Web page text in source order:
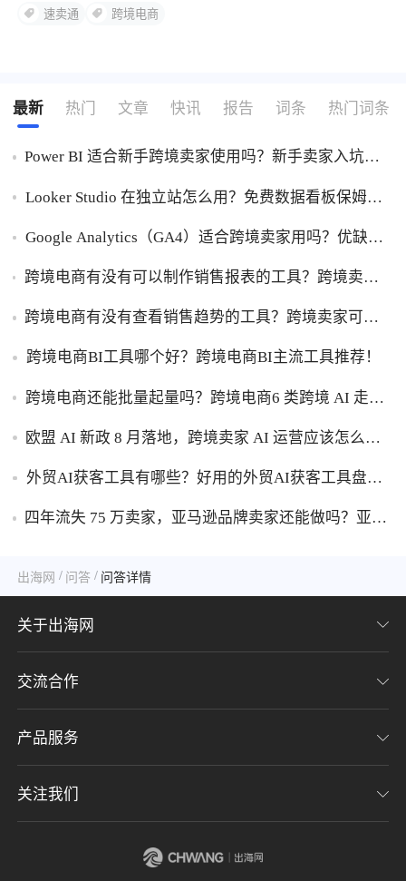
速卖通 跨境电商
最新 热门 文章 快讯 报告 词条 热门词条
Power BI 适合新手跨境卖家使用吗？新手卖家入坑
Looker Studio 在独立站怎么用？免费数据看板保姆级
Google Analytics（GA4）适合跨境卖家用吗？优缺点
跨境电商有没有可以制作销售报表的工具？跨境卖家
跨境电商有没有查看销售趋势的工具？跨境卖家可以
跨境电商BI工具哪个好？跨境电商BI主流工具推荐！
跨境电商还能批量起量吗？跨境电商6 类跨境 AI 走量
欧盟 AI 新政 8 月落地，跨境卖家 AI 运营应该怎么应
外贸AI获客工具有哪些？好用的外贸AI获客工具盘
四年流失 75 万卖家，亚马逊品牌卖家还能做吗？亚马
出海网 / 问答 / 问答详情
关于出海网
关于我们
加入我们
隐私协议
交流合作
联系我们
意见反馈
产品服务
CHWE全球跨境电商展
关注我们